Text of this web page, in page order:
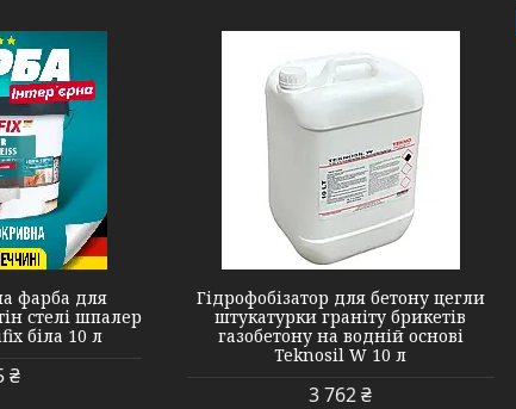
фарба для
стелі шпалер
біла 10 л
₴
Гідрофобізатор для бетону цегли
штукатурки граніту брикетів
газобетону на водній основі
Teknosil W 10 л
3 762 ₴